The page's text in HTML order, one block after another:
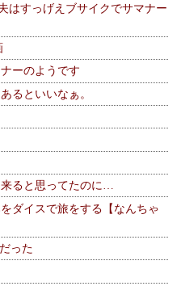
はすっげえブサイクでサマナー
ーのようです
るといいなぁ。
ると思ってたのに…
ダイスで旅をする【なんちゃ
った